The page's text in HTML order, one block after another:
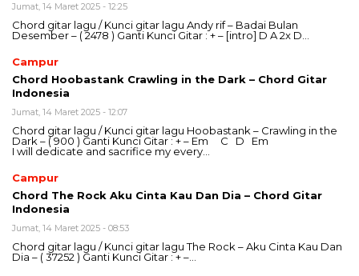
Jumat, 14 Maret 2025 - 12:25
Chord gitar lagu / Kunci gitar lagu Andy rif – Badai Bulan
Desember – ( 2478 ) Ganti Kunci Gitar : + – [intro] D A 2x D…
Campur
Chord Hoobastank Crawling in the Dark – Chord Gitar
Indonesia
Jumat, 14 Maret 2025 - 12:07
Chord gitar lagu / Kunci gitar lagu Hoobastank – Crawling in the
Dark – ( 900 ) Ganti Kunci Gitar : + – Em C D Em
I will dedicate and sacrifice my every…
Campur
Chord The Rock Aku Cinta Kau Dan Dia – Chord Gitar
Indonesia
Jumat, 14 Maret 2025 - 08:53
Chord gitar lagu / Kunci gitar lagu The Rock – Aku Cinta Kau Dan
Dia – ( 37252 ) Ganti Kunci Gitar : + –…